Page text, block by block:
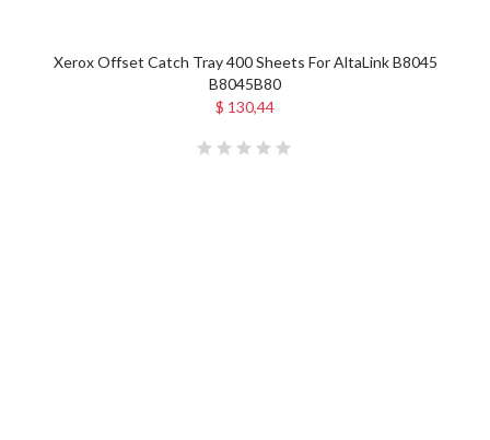
Xerox Offset Catch Tray 400 Sheets For AltaLink B8045
B8045B80
$ 130,44